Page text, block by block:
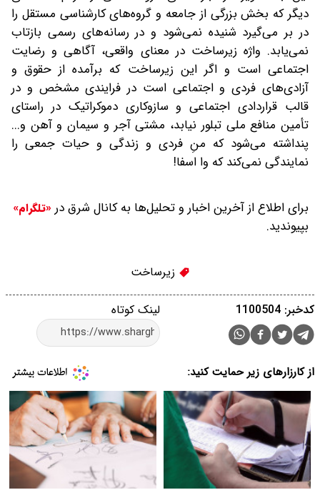
دیگر که بخش بزرگی از جامعه و گروه‌های کارشناسی مستقل را
در بر می‌گیرد شنیده نمی‌شود و در رسانه‌های رسمی بازتاب
نمی‌یابد. واژه زیرساخت در معنای واقعی، آگاهی و رضایت
اجتماعی است و اگر این زیرساخت که برآمده از حقوق و
آزادی‌های فردی و اجتماعی است در فرایندی مشخص و در
قالب قراردادی اجتماعی و سازوکاری دموکراتیک در راستای
تأمین منافع ملی تبلور نیابد، مشتی آجر و سیمان و آهن و...
پنداشته می‌شود که منِ فردی و زندگی و حیات جمعی را
نمایندگی نمی‌کند که وا اسفا!
برای اطلاع از آخرین اخبار و تحلیل‌ها به کانال شرق در «تلگرام»
بپیوندید.
زیرساخت
لینک کوتاه کدخبر: 1100504
از کارزارهای زیر حمایت کنید: